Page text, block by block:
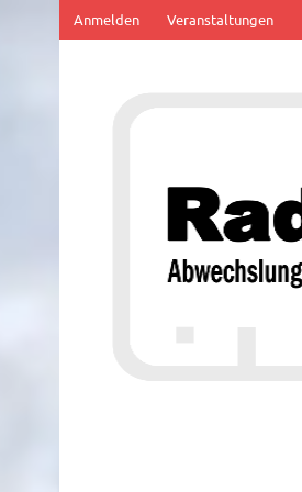
springen
Anmelden Veranstaltungen